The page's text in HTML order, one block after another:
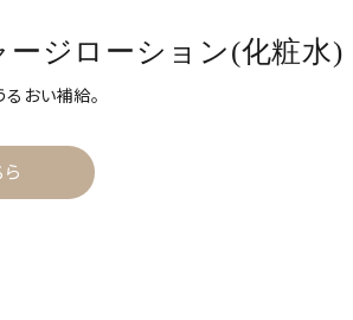
ージローション(化粧水)
るおい補給。